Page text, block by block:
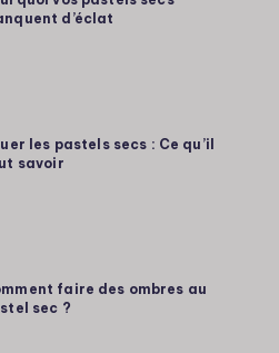
d’éclat
les pastels secs : Ce qu’il
savoir
faire des ombres au
sec ?